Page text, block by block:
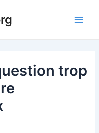
trop